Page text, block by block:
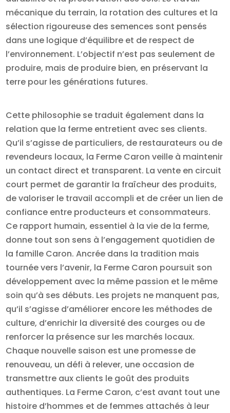
mécanique du terrain, la rotation des cultures et la
sélection rigoureuse des semences sont pensés
dans une logique d’équilibre et de respect de
l’environnement. L’objectif n’est pas seulement de
produire, mais de produire bien, en préservant la
terre pour les générations futures.
Cette philosophie se traduit également dans la
relation que la ferme entretient avec ses clients.
Qu’il s’agisse de particuliers, de restaurateurs ou de
revendeurs locaux, la Ferme Caron veille à maintenir
un contact direct et transparent. La vente en circuit
court permet de garantir la fraîcheur des produits,
de valoriser le travail accompli et de créer un lien de
confiance entre producteurs et consommateurs.
Ce rapport humain, essentiel à la vie de la ferme,
donne tout son sens à l’engagement quotidien de
la famille Caron. Ancrée dans la tradition mais
tournée vers l’avenir, la Ferme Caron poursuit son
développement avec la même passion et le même
soin qu’à ses débuts. Les projets ne manquent pas,
qu’il s’agisse d’améliorer encore les méthodes de
culture, d’enrichir la diversité des courges ou de
renforcer la présence sur les marchés locaux.
Chaque nouvelle saison est une promesse de
renouveau, un défi à relever, une occasion de
transmettre aux clients le goût des produits
authentiques. La Ferme Caron, c’est avant tout une
histoire d’hommes et de femmes attachés à leur